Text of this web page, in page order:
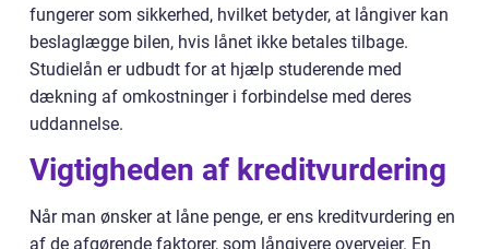
fungerer som sikkerhed, hvilket betyder, at långiver kan
beslaglægge bilen, hvis lånet ikke betales tilbage.
Studielån er udbudt for at hjælp studerende med
dækning af omkostninger i forbindelse med deres
uddannelse.
Vigtigheden af kreditvurdering
Når man ønsker at låne penge, er ens kreditvurdering en
af de afgørende faktorer, som långivere overvejer. En